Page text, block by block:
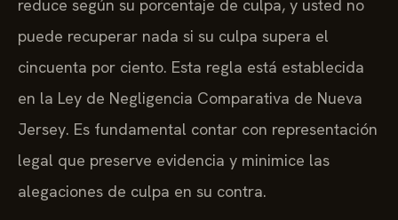
reduce según su porcentaje de culpa, y usted no
puede recuperar nada si su culpa supera el
cincuenta por ciento. Esta regla está establecida
en la Ley de Negligencia Comparativa de Nueva
Jersey. Es fundamental contar con representación
legal que preserve evidencia y minimice las
alegaciones de culpa en su contra.